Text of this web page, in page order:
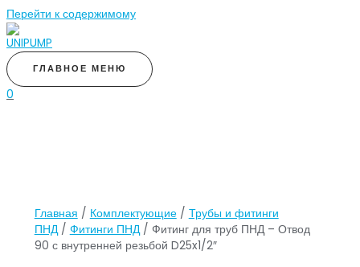
Перейти к содержимому
ГЛАВНОЕ МЕНЮ
0
Главная / Комплектующие/ Трубы и фитинги
ПНД/ Фитинги ПНД/ Фитинг для труб ПНД – Отвод
90 с внутренней резьбой D25x1/2″